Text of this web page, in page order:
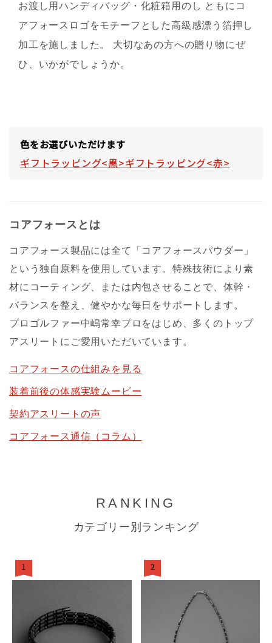
お渡し用ハンディバッグ・化粧箱用のし ともにコ
アフォースロゴをモチーフとした高級感漂う箔押し
加工を施しました。 大切なあの方への贈り物にぜ
ひ、いかがでしょうか。
色をお選びいただけます
ギフトラッピング<黒>ギフトラッピング<赤>
コアフォースとは
コアフォース製品には全て「コアフォースパウダー」
という独自原料を使用しています。特殊技術により素
材にコーティング、または内包させることで、体幹・
バランスを整え、健やかな毎日をサポートします。
プロゴルファー中嶋常幸プロをはじめ、多くのトップ
アスリートにご愛用いただいています。
コアフォースの仕組みを見る
装着前後の体感実験ムービー
契約アスリートの声
コアフォース通信（コラム）
RANKING
カテゴリー別ランキング
1 2